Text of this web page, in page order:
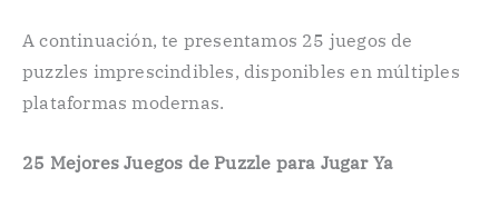
A continuación, te presentamos 25 juegos de
puzzles imprescindibles, disponibles en múltiples
plataformas modernas.
25 Mejores Juegos de Puzzle para Jugar Ya